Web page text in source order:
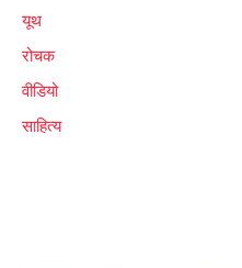
यूथ
रोचक
वीडियो
साहित्य